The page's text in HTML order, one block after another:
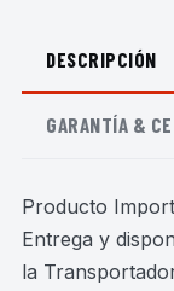
DESCRIPCIÓN
GARANTÍA &
Producto
Entrega y
la